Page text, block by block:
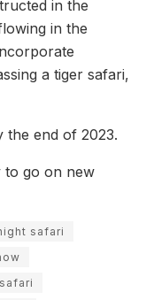
in the
in the
a tiger safari,
the end of 2023.
to go on new
safari